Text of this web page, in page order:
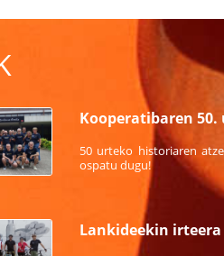
Kooperatibaren
50 urteko historiaren
ospatu dugu!
Lankideekin irteera